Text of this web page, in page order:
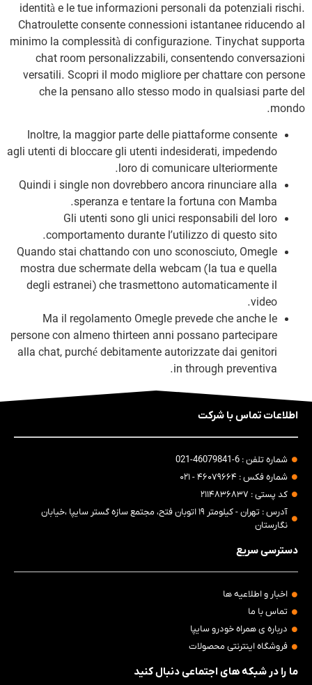
identità e le tue informazioni personali da potenziali rischi.
Chatroulette consente connessioni istantanee riducendo al
minimo la complessità di configurazione. Tinychat supporta
chat room personalizzabili, consentendo conversazioni
versatili. Scopri il modo migliore per chattare con persone
che la pensano allo stesso modo in qualsiasi parte del
mondo.
Inoltre, la maggior parte delle piattaforme consente
agli utenti di bloccare gli utenti indesiderati, impedendo
loro di comunicare ulteriormente.
Quindi i single non dovrebbero ancora rinunciare alla
speranza e tentare la fortuna con Mamba.
Gli utenti sono gli unici responsabili del loro
comportamento durante l’utilizzo di questo sito.
Quando stai chattando con uno sconosciuto, Omegle
mostra due schermate della webcam (la tua e quella
degli estranei) che trasmettono automaticamente il
video.
Ma il regolamento Omegle prevede che anche le
persone con almeno thirteen anni possano partecipare
alla chat, purché debitamente autorizzate dai genitori
in through preventiva.
اطلاعات تماس با شرکت
شماره تلفن : 6-46079841-021
شماره فکس : ۴۶۰۷۹۶۶۴ - ۰۲۱
کد پستی : ۲۱۱۴۸۳۶۸۳۷
آدرس : تهران - کیلومتر ۱۹ اتوبان فتح، مجتمع سازه گستر سایپا ،خیابان
نگارستان
دسترسی سریع
اخبار و اطلاعیه ها
تماس با ما
درباره ی همراه خودرو سایپا
فروشگاه اینترنتی محصولات
ما را در شبکه های اجتماعی دنبال کنید